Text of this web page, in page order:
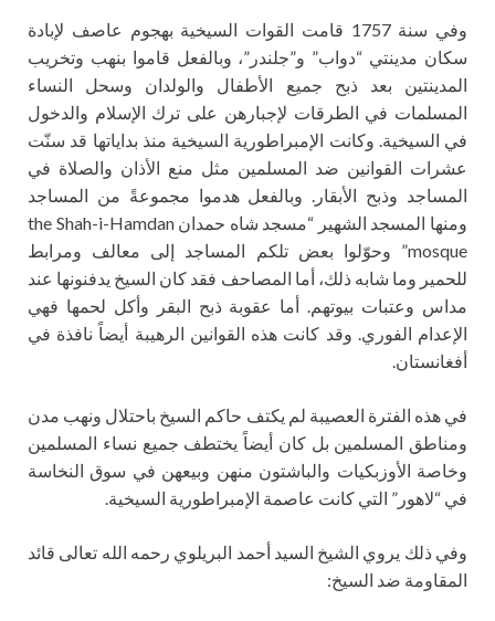
وفي سنة 1757 قامت القوات السيخية بهجوم عاصف لإبادة
سكان مدينتي “دواب” و”جلندر”، وبالفعل قاموا بنهب وتخريب
المدينتين بعد ذبح جميع الأطفال والولدان وسحل النساء
المسلمات في الطرقات لإجبارهن على ترك الإسلام والدخول
في السيخية. وكانت الإمبراطورية السيخية منذ بداياتها قد سنّت
عشرات القوانين ضد المسلمين مثل منع الأذان والصلاة في
المساجد وذبح الأبقار. وبالفعل هدموا مجموعةً من المساجد
ومنها المسجد الشهير “مسجد شاه حمدان the Shah-i-Hamdan
mosque” وحوّلوا بعض تلكم المساجد إلى معالف ومرابط
للحمير وما شابه ذلك، أما المصاحف فقد كان السيخ يدفنونها عند
مداس وعتبات بيوتهم. أما عقوبة ذبح البقر وأكل لحمها فهي
الإعدام الفوري. وقد كانت هذه القوانين الرهيبة أيضاً نافذة في
أفغانستان.
في هذه الفترة العصيبة لم يكتف حاكم السيخ باحتلال ونهب مدن
ومناطق المسلمين بل كان أيضاً يختطف جميع نساء المسلمين
وخاصة الأوزبكيات والباشتون منهن وبيعهن في سوق النخاسة
في “لاهور” التي كانت عاصمة الإمبراطورية السيخية.
وفي ذلك يروي الشيخ السيد أحمد البريلوي رحمه الله تعالى قائد
المقاومة ضد السيخ: